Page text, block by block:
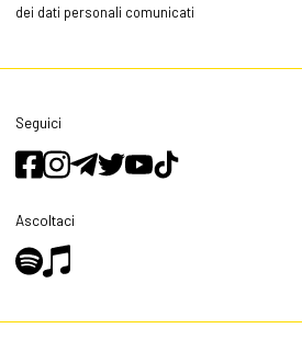
dei dati personali comunicati
Seguici
Ascoltaci